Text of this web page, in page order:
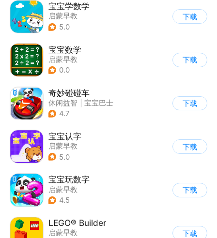
宝宝学数学
启蒙早教
5.0
下载
宝宝数学
启蒙早教
0.0
下载
奇妙碰碰车
休闲益智
宝宝巴士
| 儿童游戏
4.7
下载
宝宝认字
启蒙早教
5.0
下载
宝宝玩数字
启蒙早教
4.5
下载
LEGO® Builder
启蒙早教
下载